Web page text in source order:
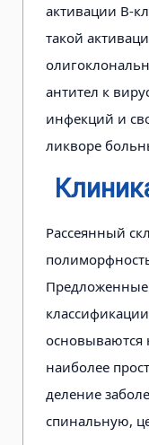
активации В-
такой
антител к
инфекций и
ликворе
Рассеянный
основываются
наиболее
деление
спинальную,